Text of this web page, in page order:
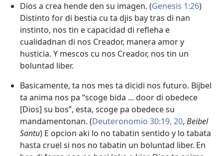
Dios a crea hende den su imagen. (Genesis 1:26)
Distinto for di bestia cu ta djis bay tras di nan
instinto, nos tin e capacidad di refleha e
cualidadnan di nos Creador, manera amor y
husticia. Y mescos cu nos Creador, nos tin un
boluntad liber.
Basicamente, ta nos mes ta dicidi nos futuro. Bijbel
ta anima nos pa “scoge bida ... door di obedece
[Dios] su bos”, esta, scoge pa obedece su
mandamentonan. (Deuteronomio 30:19, 20, Beibel
Santu) E opcion aki lo no tabatin sentido y lo tabata
hasta cruel si nos no tabatin un boluntad liber. En